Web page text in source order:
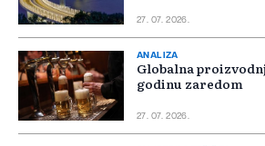
27. 07. 2026.
ANALIZA
Globalna
godinu zaredom
27. 07. 2026.